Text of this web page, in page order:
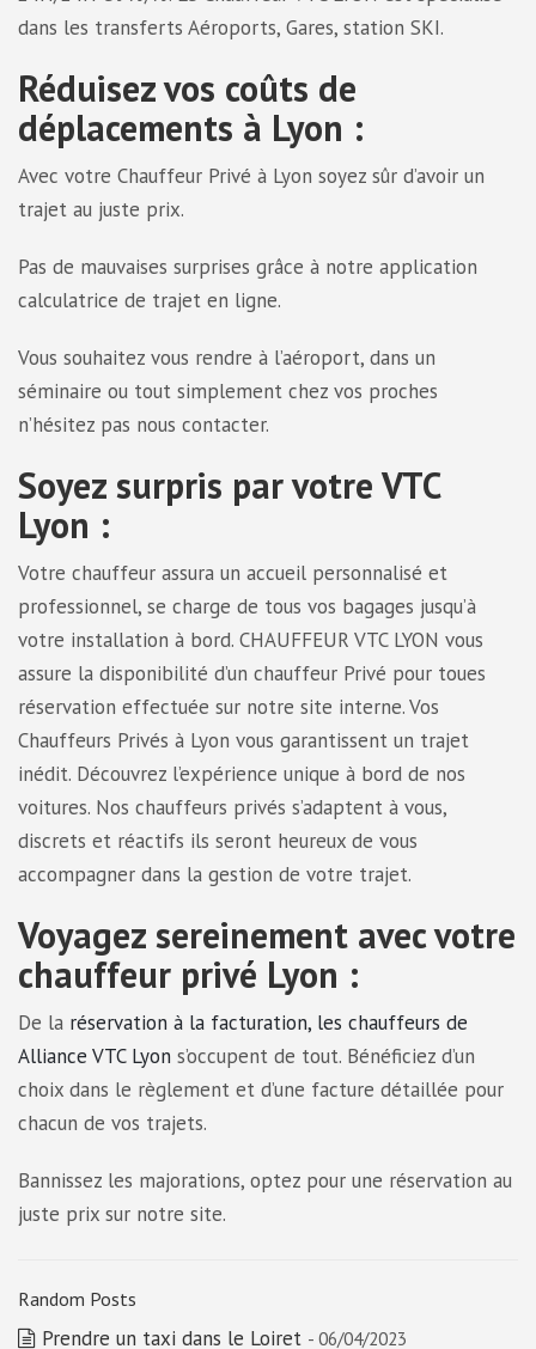
dans les transferts Aéroports, Gares, station SKI.
Réduisez vos coûts de
déplacements à Lyon :
Avec votre Chauffeur Privé à Lyon soyez sûr d’avoir un
trajet au juste prix.
Pas de mauvaises surprises grâce à notre application
calculatrice de trajet en ligne.
Vous souhaitez vous rendre à l’aéroport, dans un
séminaire ou tout simplement chez vos proches
n’hésitez pas nous contacter.
Soyez surpris par votre VTC
Lyon :
Votre chauffeur assura un accueil personnalisé et
professionnel, se charge de tous vos bagages jusqu’à
votre installation à bord. CHAUFFEUR VTC LYON vous
assure la disponibilité d’un chauffeur Privé pour toues
réservation effectuée sur notre site interne. Vos
Chauffeurs Privés à Lyon vous garantissent un trajet
inédit. Découvrez l’expérience unique à bord de nos
voitures. Nos chauffeurs privés s’adaptent à vous,
discrets et réactifs ils seront heureux de vous
accompagner dans la gestion de votre trajet.
Voyagez sereinement avec votre
chauffeur privé Lyon :
De la réservation à la facturation, les chauffeurs de
Alliance VTC Lyon s’occupent de tout. Bénéficiez d’un
choix dans le règlement et d’une facture détaillée pour
chacun de vos trajets.
Bannissez les majorations, optez pour une réservation au
juste prix sur notre site.
Random Posts
Prendre un taxi dans le Loiret - 06/04/2023